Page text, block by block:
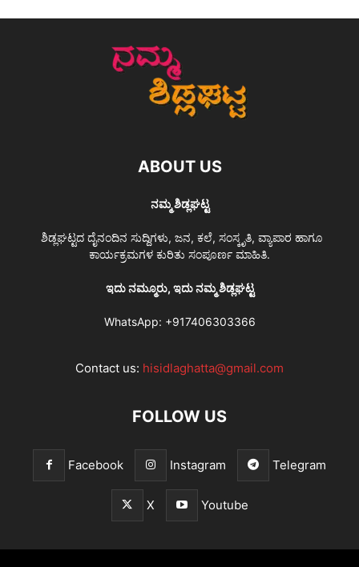
ABOUT US
ನಮ್ಮ ಶಿಡ್ಲಘಟ್ಟ
ಶಿಡ್ಲಘಟ್ಟದ ದೈನಂದಿನ ಸುದ್ದಿಗಳು, ಜನ, ಕಲೆ, ಸಂಸ್ಕೃತಿ, ವ್ಯಾಪಾರ ಹಾಗೂ
ಕಾರ್ಯಕ್ರಮಗಳ ಕುರಿತು ಸಂಪೂರ್ಣ ಮಾಹಿತಿ.
ಇದು ನಮ್ಮೂರು, ಇದು ನಮ್ಮ ಶಿಡ್ಲಘಟ್ಟ
WhatsApp: +917406303366
Contact us: hisidlaghatta@gmail.com
FOLLOW US
Facebook Instagram Telegram
X Youtube